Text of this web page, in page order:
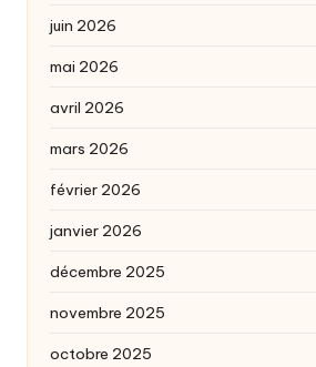
juin 2026
mai 2026
avril 2026
mars 2026
février 2026
janvier 2026
décembre 2025
novembre 2025
octobre 2025